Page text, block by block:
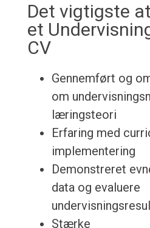
Det vigtigste
et
CV
Gennemført og
om
læringsteori
Erfaring med
implementering
Demonstreret
data og evaluere
Stærke